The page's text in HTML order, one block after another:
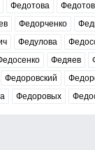
Федотова Федотов
Федорченко
Федулова
Федяев
Федоровский
Федоровых